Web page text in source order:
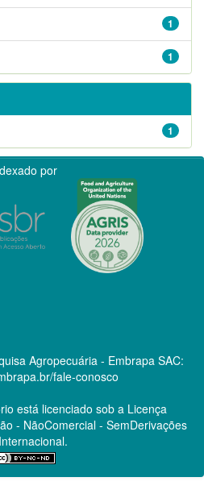
1
1
1
por
Agropecuária - Embrapa SAC:
fale-conosco
está licenciado sob a Licença
- NãoComercial - SemDerivações